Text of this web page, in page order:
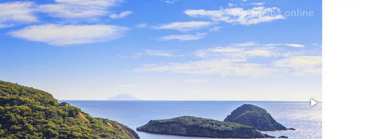
DEU
NED
FRA
DAN
ESP